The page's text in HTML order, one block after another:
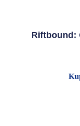
Riftbound: